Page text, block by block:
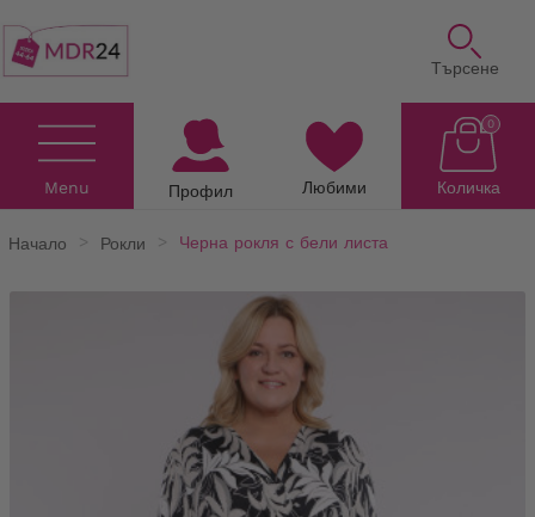
Търсене
Menu Профил Любими Количка
0
Начало Рокли Черна рокля с бели листа